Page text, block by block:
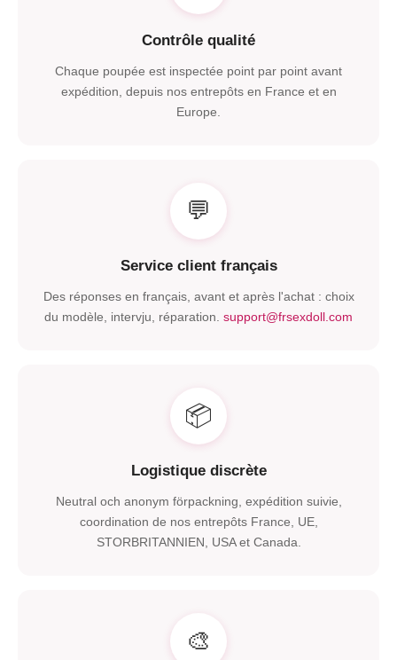
Contrôle qualité
Chaque poupée est inspectée point par point avant
expédition depuis nos entrepôts en France et en
Europe
💬
Service client français
Des réponses en français, avant et après l'achat: choix
du modèle , intervju, réparation support@frsexdoll.com
📦
Logistique discrète
Neutral och anonym förpackning, expédition suivie
coordination de nos entrepôts France , UE,
STORBRITANNIEN, USA et Canada
🎨